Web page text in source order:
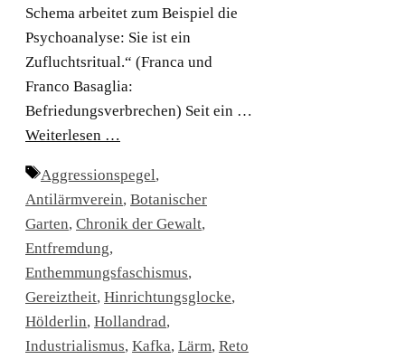
Schema arbeitet zum Beispiel die
Psychoanalyse: Sie ist ein
Zufluchtsritual.“ (Franca und
Franco Basaglia:
Befriedungsverbrechen) Seit ein …
Weiterlesen …
Schlagwörter
Aggressionspegel,
Antilärmverein, Botanischer
Garten, Chronik der Gewalt,
Entfremdung,
Enthemmungsfaschismus,
Gereiztheit, Hinrichtungsglocke,
Hölderlin, Hollandrad,
Industrialismus, Kafka, Lärm, Reto